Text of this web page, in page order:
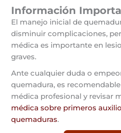
Información
El manejo inicial de
disminuir complicaciones,
médica es importante en
graves.
Ante cualquier duda o
quemadura, es
médica profesional y revisar
médica sobre primeros
quemaduras.